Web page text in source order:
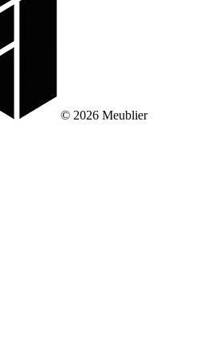
© 2026 Meublier